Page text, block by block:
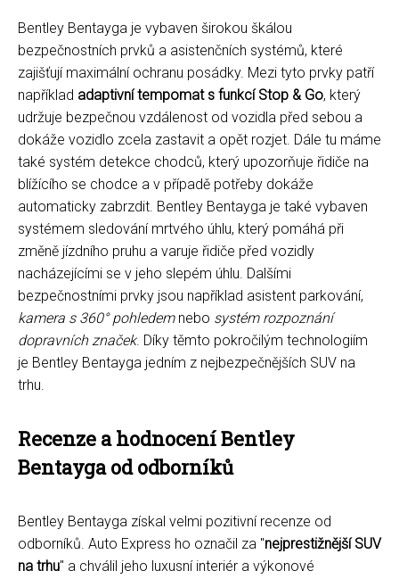
Bentley Bentayga je vybaven širokou škálou
bezpečnostních prvků a asistenčních systémů, které
zajišťují maximální ochranu posádky. Mezi tyto prvky patří
například adaptivní tempomat s funkcí Stop & Go, který
udržuje bezpečnou vzdálenost od vozidla před sebou a
dokáže vozidlo zcela zastavit a opět rozjet. Dále tu máme
také systém detekce chodců, který upozorňuje řidiče na
blížícího se chodce a v případě potřeby dokáže
automaticky zabrzdit. Bentley Bentayga je také vybaven
systémem sledování mrtvého úhlu, který pomáhá při
změně jízdního pruhu a varuje řidiče před vozidly
nacházejícími se v jeho slepém úhlu. Dalšími
bezpečnostními prvky jsou například asistent parkování,
kamera s 360° pohledemnebo systém rozpoznání
dopravních značek. Díky těmto pokročilým technologiím
je Bentley Bentayga jedním z nejbezpečnějších SUV na
trhu.
Recenze a hodnocení Bentley
Bentayga od odborníků
Bentley Bentayga získal velmi pozitivní recenze od
odborníků. Auto Express ho označil za "nejprestižnější SUV
na trhu" a chválil jeho luxusní interiér a výkonové